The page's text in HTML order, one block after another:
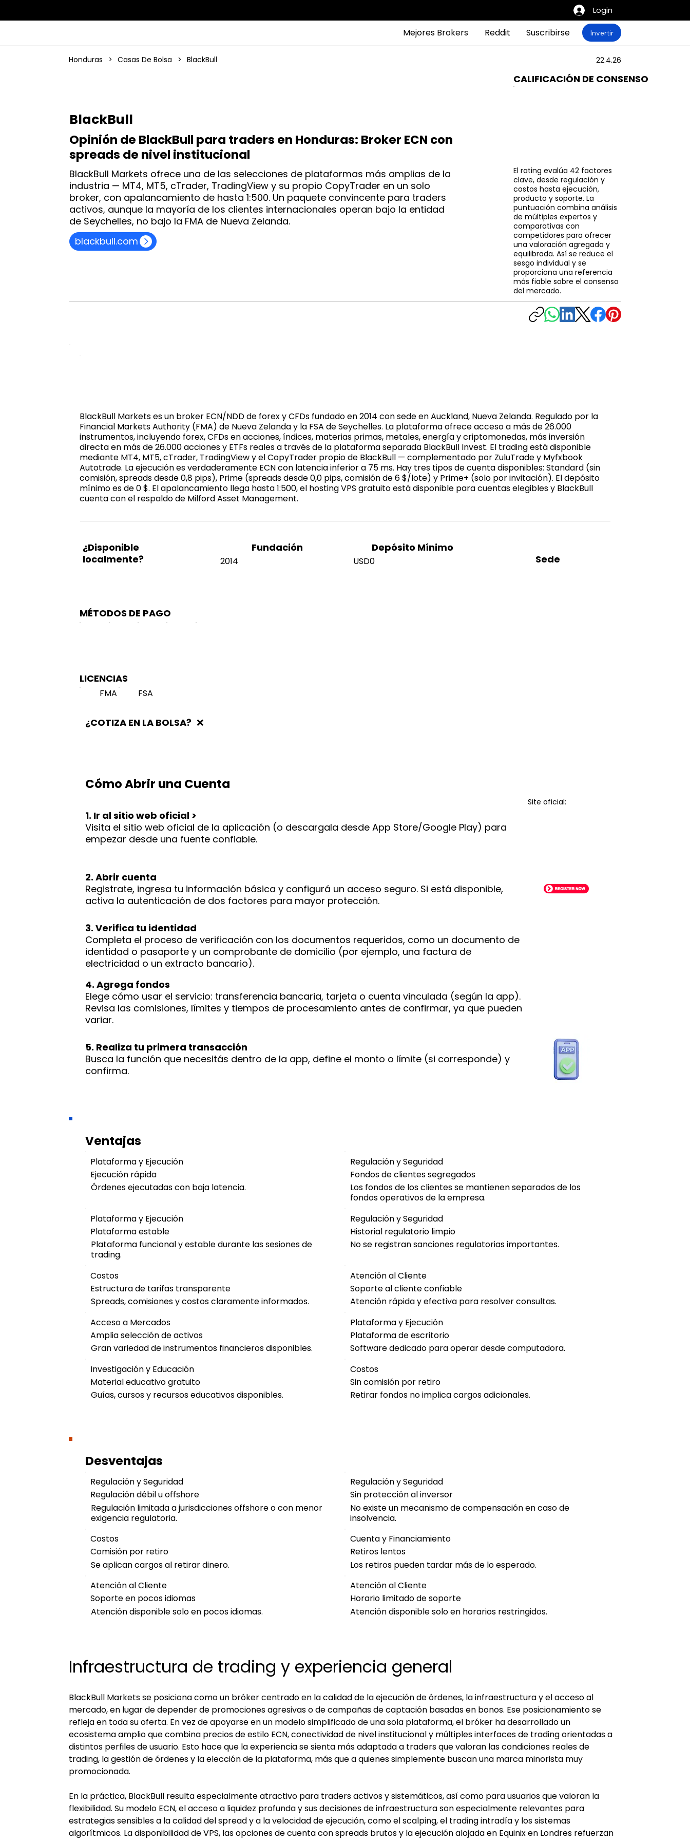
Login
Mejores Brokers Reddit Suscribirse Invertir
Honduras > Casas De Bolsa > BlackBull 22.4.26
BlackBull
Opinión de BlackBull para traders en Honduras: Broker ECN con
spreads de nivel institucional
BlackBull Markets ofrece una de las selecciones de plataformas más amplias de la
industria — MT4, MT5, cTrader, TradingView y su propio CopyTrader en un solo
broker, con apalancamiento de hasta 1:500. Un paquete convincente para traders
activos, aunque la mayoría de los clientes internacionales operan bajo la entidad
de Seychelles, no bajo la FMA de Nueva Zelanda.
blackbull.com
CALIFICACIÓN DE CONSENSO
El rating evalúa 42 factores
clave, desde regulación y
costos hasta ejecución,
producto y soporte. La
puntuación combina análisis
de múltiples expertos y
comparativas con
competidores para ofrecer
una valoración agregada y
equilibrada. Así se reduce el
sesgo individual y se
proporciona una referencia
más fiable sobre el consenso
del mercado.
BlackBull Markets es un broker ECN/NDD de forex y CFDs fundado en 2014 con sede en Auckland, Nueva Zelanda. Regulado por la
Financial Markets Authority (FMA) de Nueva Zelanda y la FSA de Seychelles. La plataforma ofrece acceso a más de 26.000
instrumentos, incluyendo forex, CFDs en acciones, índices, materias primas, metales, energía y criptomonedas, más inversión
directa en más de 26.000 acciones y ETFs reales a través de la plataforma separada BlackBull Invest. El trading está disponible
mediante MT4, MT5, cTrader, TradingView y el CopyTrader propio de BlackBull — complementado por ZuluTrade y Myfxbook
Autotrade. La ejecución es verdaderamente ECN con latencia inferior a 75 ms. Hay tres tipos de cuenta disponibles: Standard (sin
comisión, spreads desde 0,8 pips), Prime (spreads desde 0,0 pips, comisión de 6 $/lote) y Prime+ (solo por invitación). El depósito
mínimo es de 0 $. El apalancamiento llega hasta 1:500, el hosting VPS gratuito está disponible para cuentas elegibles y BlackBull
cuenta con el respaldo de Milford Asset Management.
¿Disponible
localmente?
Fundación
2014
Depósito Mínimo
USD0 Sede
MÉTODOS DE PAGO
LICENCIAS
FMA FSA
¿COTIZA EN LA BOLSA? ❌
Cómo Abrir una Cuenta
1. Ir al sitio web oficial >
Visita el sitio web oficial de la aplicación (o descargala desde App Store/Google Play) para
empezar desde una fuente confiable.
2. Abrir cuenta
Registrate, ingresa tu información básica y configurá un acceso seguro. Si está disponible,
activa la autenticación de dos factores para mayor protección.
3. Verifica tu identidad
Completa el proceso de verificación con los documentos requeridos, como un documento de
identidad o pasaporte y un comprobante de domicilio (por ejemplo, una factura de
electricidad o un extracto bancario).
4. Agrega fondos
Elege cómo usar el servicio: transferencia bancaria, tarjeta o cuenta vinculada (según la app).
Revisa las comisiones, límites y tiempos de procesamiento antes de confirmar, ya que pueden
variar.
5. Realiza tu primera transacción
Busca la función que necesitás dentro de la app, define el monto o límite (si corresponde) y
confirma.
Site oficial:
Ventajas
Plataforma y Ejecución
Ejecución rápida
Órdenes ejecutadas con baja latencia.
Regulación y Seguridad
Fondos de clientes segregados
Los fondos de los clientes se mantienen separados de los
fondos operativos de la empresa.
Plataforma y Ejecución
Plataforma estable
Plataforma funcional y estable durante las sesiones de
trading.
Regulación y Seguridad
Historial regulatorio limpio
No se registran sanciones regulatorias importantes.
Costos
Estructura de tarifas transparente
Spreads, comisiones y costos claramente informados.
Atención al Cliente
Soporte al cliente confiable
Atención rápida y efectiva para resolver consultas.
Acceso a Mercados
Amplia selección de activos
Gran variedad de instrumentos financieros disponibles.
Plataforma y Ejecución
Plataforma de escritorio
Software dedicado para operar desde computadora.
Investigación y Educación
Material educativo gratuito
Guías, cursos y recursos educativos disponibles.
Costos
Sin comisión por retiro
Retirar fondos no implica cargos adicionales.
Desventajas
Regulación y Seguridad
Regulación débil u offshore
Regulación limitada a jurisdicciones offshore o con menor
exigencia regulatoria.
Regulación y Seguridad
Sin protección al inversor
No existe un mecanismo de compensación en caso de
insolvencia.
Costos
Comisión por retiro
Se aplican cargos al retirar dinero.
Cuenta y Financiamiento
Retiros lentos
Los retiros pueden tardar más de lo esperado.
Atención al Cliente
Soporte en pocos idiomas
Atención disponible solo en pocos idiomas.
Atención al Cliente
Horario limitado de soporte
Atención disponible solo en horarios restringidos.
Infraestructura de trading y experiencia general
BlackBull Markets se posiciona como un bróker centrado en la calidad de la ejecución de órdenes, la infraestructura y el acceso al
mercado, en lugar de depender de promociones agresivas o de campañas de captación basadas en bonos. Ese posicionamiento se
refleja en toda su oferta. En vez de apoyarse en un modelo simplificado de una sola plataforma, el bróker ha desarrollado un
ecosistema amplio que combina precios de estilo ECN, conectividad de nivel institucional y múltiples interfaces de trading orientadas a
distintos perfiles de usuario. Esto hace que la experiencia se sienta más adaptada a traders que valoran las condiciones reales de
trading, la gestión de órdenes y la elección de la plataforma, más que a quienes simplemente buscan una marca minorista muy
promocionada.
En la práctica, BlackBull resulta especialmente atractivo para traders activos y sistemáticos, así como para usuarios que valoran la
flexibilidad. Su modelo ECN, el acceso a liquidez profunda y sus decisiones de infraestructura son especialmente relevantes para
estrategias sensibles a la calidad del spread y a la velocidad de ejecución, como el scalping, el trading intradía y los sistemas
algorítmicos. La disponibilidad de VPS, las opciones de cuenta con spreads brutos y la ejecución alojada en Equinix en Londres refuerzan